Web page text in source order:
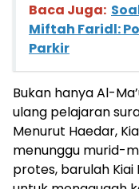
Baca Juga:
Miftah Faridl:
Parkir
Bukan hanya Al-
ulang pelajaran
Menurut Haedar,
menunggu murid-
protes, barulah